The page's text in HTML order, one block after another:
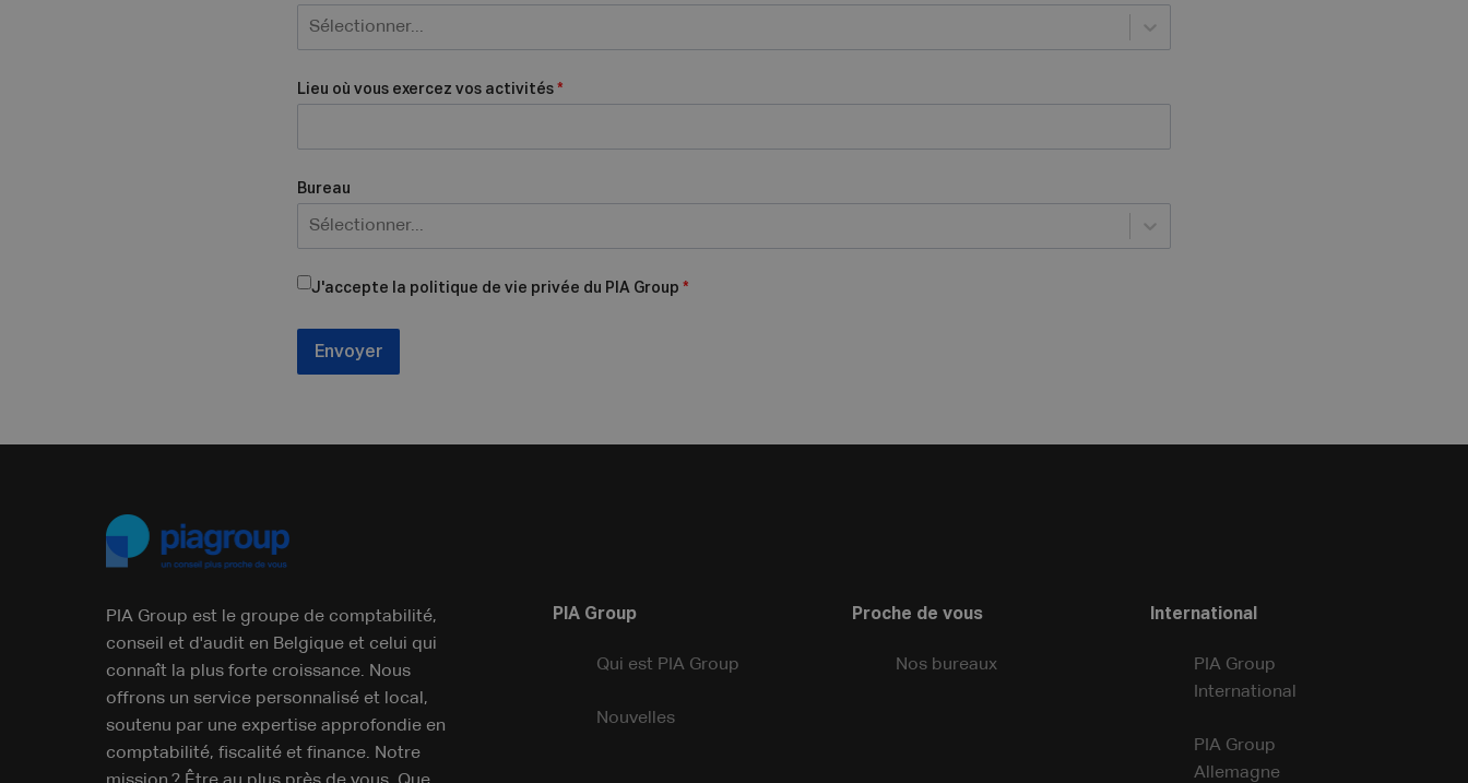
Sélectionner...
Lieu où vous exercez vos activités *
Bureau
Sélectionner...
J'accepte la politique de vie privée du PIA Group *
Envoyer
PIA Group est le groupe de comptabilité,
conseil et d'audit en Belgique et celui qui
connaît la plus forte croissance. Nous
offrons un service personnalisé et local,
soutenu par une expertise approfondie en
comptabilité, fiscalité et finance. Notre
PIA Group
Qui est PIA Group
Nouvelles
Proche de vous
Nos bureaux
International
PIA Group
International
PIA Group
Allemagne